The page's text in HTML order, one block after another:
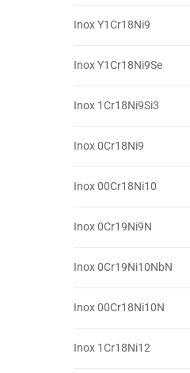
Inox Y1Cr18Ni9
Inox Y1Cr18Ni9Se
Inox 1Cr18Ni9Si3
Inox 0Cr18Ni9
Inox 00Cr18Ni10
Inox 0Cr19Ni9N
Inox 0Cr19Ni10NbN
Inox 00Cr18Ni10N
Inox 1Cr18Ni12